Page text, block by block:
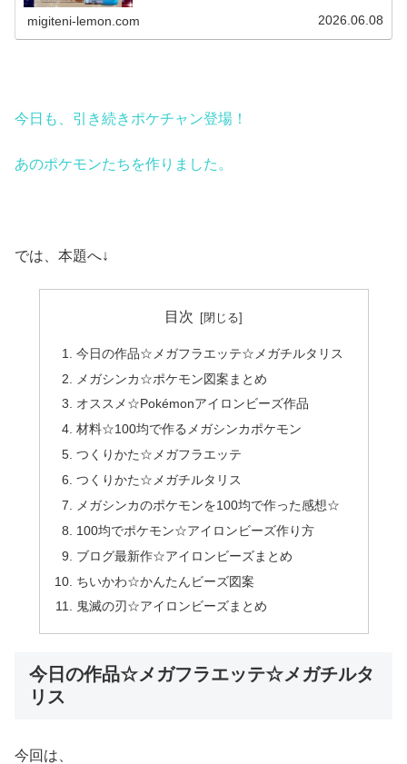
migiteni-lemon.com 2026.06.08
今日も、引き続きポケチャン登場！
あのポケモンたちを作りました。
では、本題へ↓
目次
今日の作品☆メガフラエッテ☆メガチルタリス
メガシンカ☆ポケモン図案まとめ
オススメ☆Pokémonアイロンビーズ作品
材料☆100均で作るメガシンカポケモン
つくりかた☆メガフラエッテ
つくりかた☆メガチルタリス
メガシンカのポケモンを100均で作った感想☆
100均でポケモン☆アイロンビーズ作り方
ブログ最新作☆アイロンビーズまとめ
ちいかわ☆かんたんビーズ図案
鬼滅の刃☆アイロンビーズまとめ
今日の作品☆メガフラエッテ☆メガチルタ
リス
今回は、